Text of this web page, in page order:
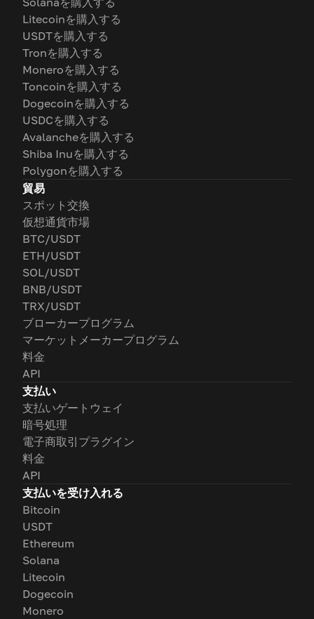
Litecoinを購入する
USDTを購入する
Tronを購入する
Moneroを購入する
Toncoinを購入する
Dogecoinを購入する
USDCを購入する
Avalancheを購入する
Shiba Inuを購入する
Polygonを購入する
貿易
スポット交換
仮想通貨市場
BTC/USDT
ETH/USDT
SOL/USDT
BNB/USDT
TRX/USDT
ブローカープログラム
マーケットメーカープログラム
料金
API
支払い
支払いゲートウェイ
暗号処理
電子商取引プラグイン
料金
API
支払いを受け入れる
Bitcoin
USDT
Ethereum
Solana
Litecoin
Dogecoin
Monero